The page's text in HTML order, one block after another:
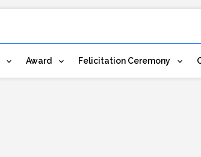
Award Felicitation Ceremony